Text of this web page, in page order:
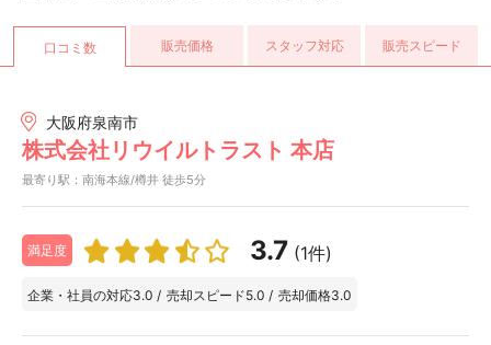
口コミ数 販売価格 スタッフ対応 販売スピード
大阪府泉南市
株式会社リウイルトラスト 本店
最寄り駅：南海本線/樽井 徒歩5分
満足度 3.7 (1件)
企業・社員の対応3.0 / 売却スピード5.0 / 売却価格3.0